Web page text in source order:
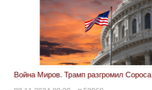
Война Миров. Трамп разгромил Сороса